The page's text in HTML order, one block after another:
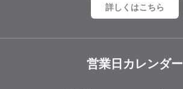
詳しくはこちら
営業日カレンダー